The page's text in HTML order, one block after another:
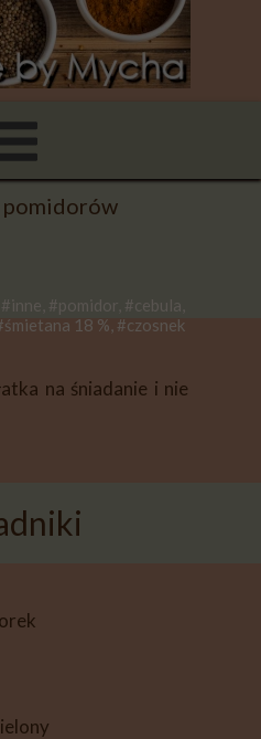
#pomidor, #cebula,
18 %, #czosnek
pomidorów
na śniadanie i nie